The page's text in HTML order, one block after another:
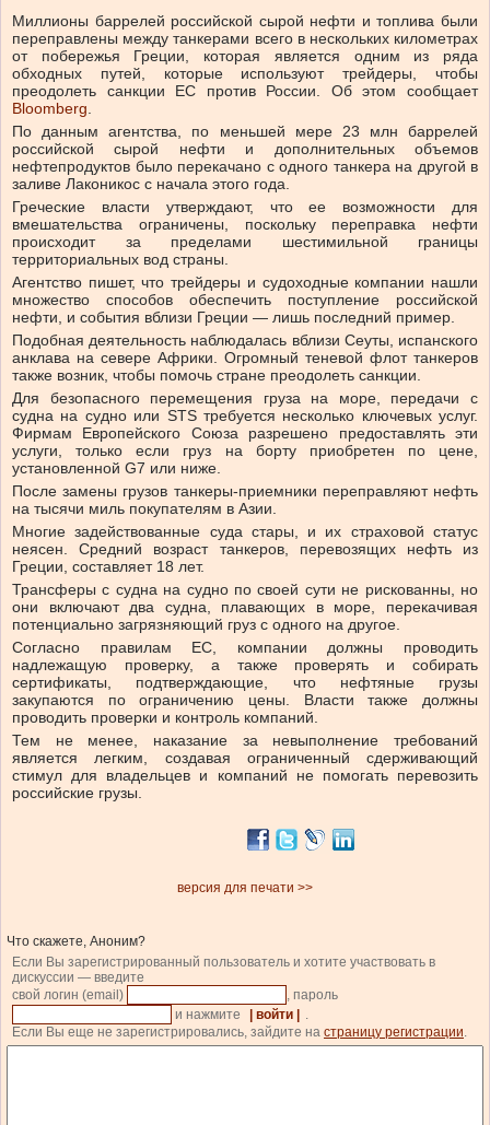
Миллионы баррелей российской сырой нефти и топлива были
переправлены между танкерами всего в нескольких километрах
от побережья Греции, которая является одним из ряда
обходных путей, которые используют трейдеры, чтобы
преодолеть санкции ЕС против России.
Об этом сообщает
Bloomberg.
По данным агентства, по меньшей мере 23 млн баррелей
российской сырой нефти и дополнительных объемов
нефтепродуктов было перекачано с одного танкера на другой в
заливе Лаконикос с начала этого года.
Греческие власти утверждают, что ее возможности для
вмешательства ограничены, поскольку переправка нефти
происходит за пределами шестимильной границы
территориальных вод страны.
Агентство пишет, что трейдеры и судоходные компании нашли
множество способов обеспечить поступление российской
нефти, и события вблизи Греции — лишь последний пример.
Подобная деятельность наблюдалась вблизи Сеуты, испанского
анклава на севере Африки. Огромный теневой флот танкеров
также возник, чтобы помочь стране преодолеть санкции.
Для безопасного перемещения груза на море, передачи с
судна на судно или STS требуется несколько ключевых услуг.
Фирмам Европейского Союза разрешено предоставлять эти
услуги, только если груз на борту приобретен по цене,
установленной G7 или ниже.
После замены грузов танкеры-приемники переправляют нефть
на тысячи миль покупателям в Азии.
Многие задействованные суда стары, и их страховой статус
неясен. Средний возраст танкеров, перевозящих нефть из
Греции, составляет 18 лет.
Трансферы с судна на судно по своей сути не рискованны, но
они включают два судна, плавающих в море, перекачивая
потенциально загрязняющий груз с одного на другое.
Согласно правилам ЕС, компании должны проводить
надлежащую проверку, а также проверять и собирать
сертификаты, подтверждающие, что нефтяные грузы
закупаются по ограничению цены. Власти также должны
проводить проверки и контроль компаний.
Тем не менее, наказание за невыполнение требований
является легким, создавая ограниченный сдерживающий
стимул для владельцев и компаний не помогать перевозить
российские грузы.
версия для печати >>
Что скажете, Аноним?
Если Вы зарегистрированный пользователь и хотите участвовать в
дискуссии — введите
свой логин (email)
, пароль
и нажмите
| войти |
.
Если Вы еще не зарегистрировались, зайдите на страницу регистрации.